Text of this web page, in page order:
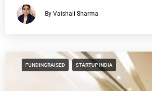
By Vaishali Sharma
FUNDINGRAISED STARTUP INDIA